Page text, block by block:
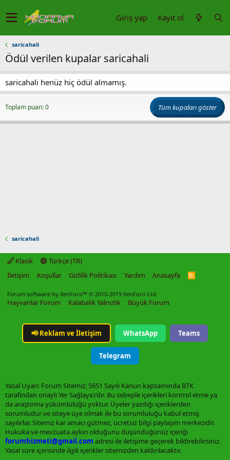
Giriş yap Kayıt ol
saricahali
Ödül verilen kupalar saricahali
saricahali henüz hiç ödül almamış.
Toplam puan: 0 Tüm kupaları göster
saricahali
Klasik
Türkçe (TR)
İletişim
Koşullar Gizlilik Politikası Yardım Anasayfa
R
Forum software by XenForo™ © 2010-2019 XenForo Ltd.
Hayvanlar Forum Kalabalık Yalnızlık Büyük Forum
📢Reklam ve İletişim WhatsApp Teams
Telegram
Yasal Uyarı: Forum Sitemiz; 5651 Sayılı Kanun kapsamında BTK
tarafından onaylı Yer Sağlayıcı'dır. Bu sebeple içerikleri kontrol etme ya
da araştırma yükümlülüğü yoktur. Üyeler yazdığı içeriklerden
sorumludur ve siteye üye olmak ile bu sorumluluğu kabul etmiş
sayılırlar. Sitemiz kar amacı gütmez, ücretsiz bilgi paylaşım merkezidir.
Hukuka ve mevzuata aykırı olduğunu düşündüğünüz içeriği
forumhizmeti@gmail.com adresi ile iletişime geçerek bildirebilirsiniz.
Yasal süre içerisinde ilgili içerikler sitemizden kaldırılacaktır.